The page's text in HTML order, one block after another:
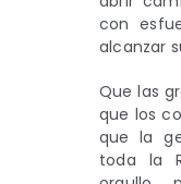
con
alcanzar
Que las
que los
que la
toda la